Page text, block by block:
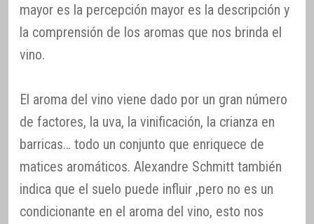
mayor es la percepción mayor es la descripción y
la comprensión de los aromas que nos brinda el
vino.
El aroma del vino viene dado por un gran número
de factores, la uva, la vinificación, la crianza en
barricas… todo un conjunto que enriquece de
matices aromáticos. Alexandre Schmitt también
indica que el suelo puede influir ,pero no es un
condicionante en el aroma del vino, esto nos